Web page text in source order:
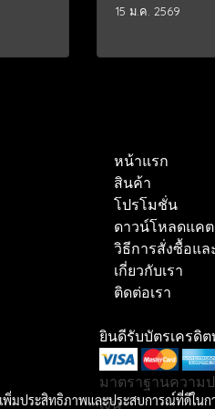
15 ม.ค. 2569
หน้าแรก
สินค้า
โปรโมชั่น
ดาวน์โหลดแค
วิธีการสั่งซื้อแล
เกี่ยวกับเรา
ติดต่อเรา
ยินดีรับบัตรเครดิ
มาตราฐานความ
เงิน
พิ่มประสิทธิภาพและประสบการณ์ที่ดีใน